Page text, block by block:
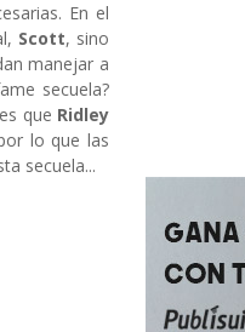
En el
Scott, sino
manejar a
secuela?
que Ridley
lo que las
secuela...